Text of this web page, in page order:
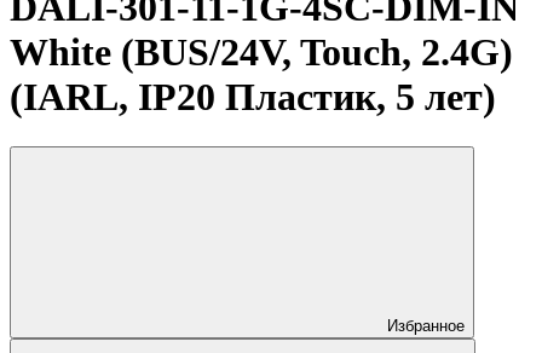
White (BUS/24V, Touch, 2.4G)
(IARL, IP20 Пластик, 5 лет)
Избранное